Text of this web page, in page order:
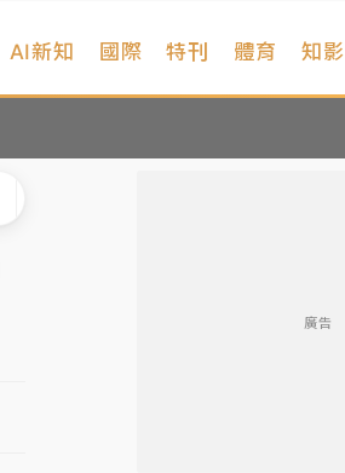
AI新知 國際 特刊 體育 知影
廣告